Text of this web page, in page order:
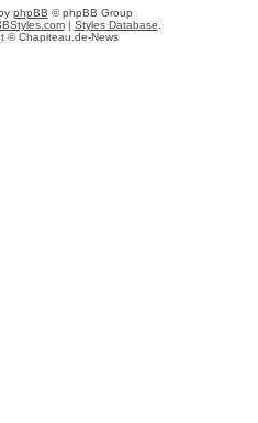
phpBB © phpBB Group
| Styles Database
© Chapiteau.de-News